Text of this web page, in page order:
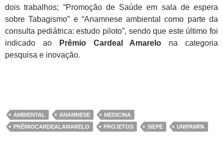
dois trabalhos; “Promoção de Saúde em sala de espera
sobre Tabagismo” e “Anamnese ambiental como parte da
consulta pediátrica: estudo piloto”, sendo que este último foi
indicado ao
Prêmio Cardeal Amarelo na categoria
pesquisa e inovação.
AMBIENTAL ANAMNESE
MEDICINA
PRÊMIOCARDEALAMARELO
PROJETOS SIEPE UNIPAMPA